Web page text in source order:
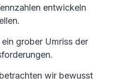
entwickeln
grober Umriss der
wir bewusst